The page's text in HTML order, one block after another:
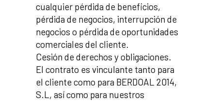
cualquier pérdida de beneficios,
pérdida de negocios, interrupción de
negocios o pérdida de oportunidades
comerciales del cliente.
Cesión de derechos y obligaciones.
El contrato es vinculante tanto para
el cliente como para BERDOAL 2014,
S.L, así como para nuestros